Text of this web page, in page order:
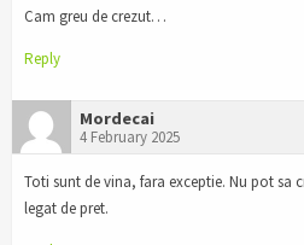
Cam greu de crezut…
Reply
Mordecai
4 February 2025
Toti sunt de vina, fara exceptie. Nu pot sa
legat de pret.